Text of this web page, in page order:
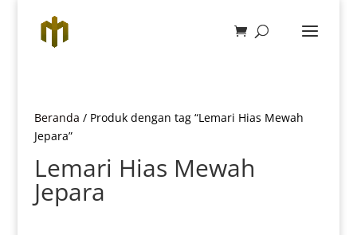
Beranda / Produk dengan tag “Lemari Hias Mewah
Jepara”
Lemari Hias Mewah
Jepara